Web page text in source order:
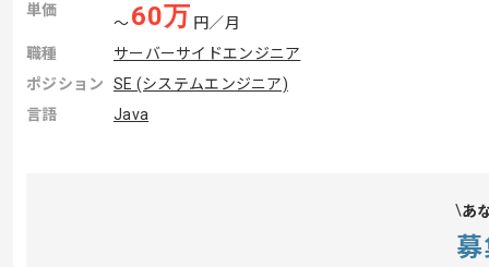
単価
〜60万 円／月
職種
サーバーサイドエンジニア
ポジション
SE (システムエンジニア)
言語
Java
あ